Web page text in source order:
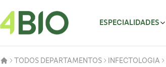
ESPECIALIDADES
TODOS DEPARTAMENTOS INFECTOLOGIA